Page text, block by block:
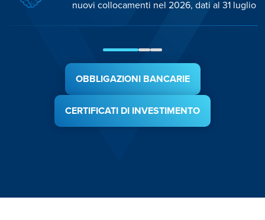
nuovi collocamenti nel 2026, dati al 31 luglio
OBBLIGAZIONI BANCARIE
CERTIFICATI DI INVESTIMENTO